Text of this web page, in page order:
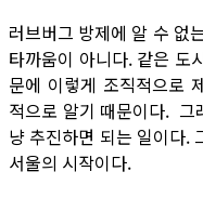
러브버그 방제에 알 수 없
타까움이 아니다. 같은 도
문에 이렇게 조직적으로
적으로 알기 때문이다. 그
냥 추진하면 되는 일이다.
서울의 시작이다.